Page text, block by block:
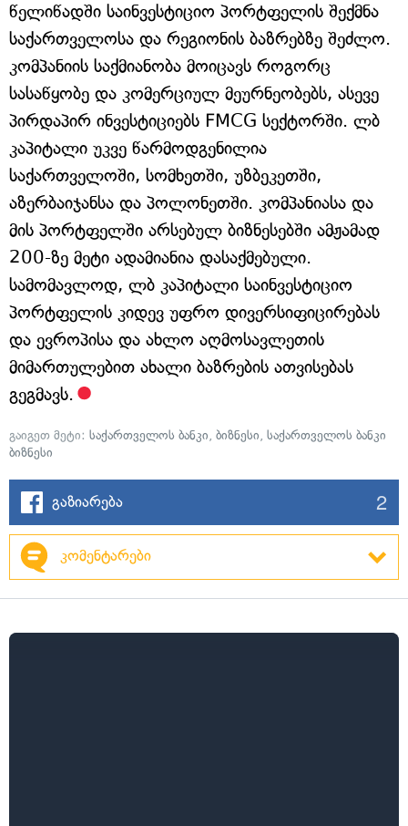
წელიწადში საინვესტიციო პორტფელის შექმნა
საქართველოსა და რეგიონის ბაზრებზე შეძლო.
კომპანიის საქმიანობა მოიცავს როგორც
სასაწყობე და კომერციულ მეურნეობებს, ასევე
პირდაპირ ინვესტიციებს FMCG სექტორში. ლბ
კაპიტალი უკვე წარმოდგენილია
საქართველოში, სომხეთში, უზბეკეთში,
აზერბაიჯანსა და პოლონეთში. კომპანიასა და
მის პორტფელში არსებულ ბიზნესებში ამჟამად
200-ზე მეტი ადამიანია დასაქმებული.
სამომავლოდ, ლბ კაპიტალი საინვესტიციო
პორტფელის კიდევ უფრო დივერსიფიცირებას
და ევროპისა და ახლო აღმოსავლეთის
მიმართულებით ახალი ბაზრების ათვისებას
გეგმავს.
გაიგეთ მეტი: საქართველოს ბანკი, ბიზნესი, საქართველოს ბანკი
ბიზნესი
გაზიარება 2
კომენტარები